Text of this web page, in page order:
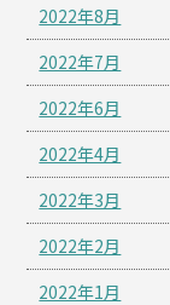
2022年8月
2022年7月
2022年6月
2022年4月
2022年3月
2022年2月
2022年1月